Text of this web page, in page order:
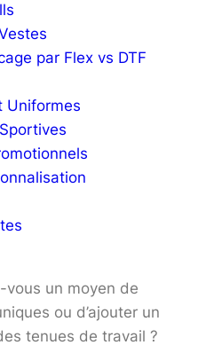
par Flex vs DTF
Uniformes
vous un moyen de
ou d’ajouter un
tenues de travail ?